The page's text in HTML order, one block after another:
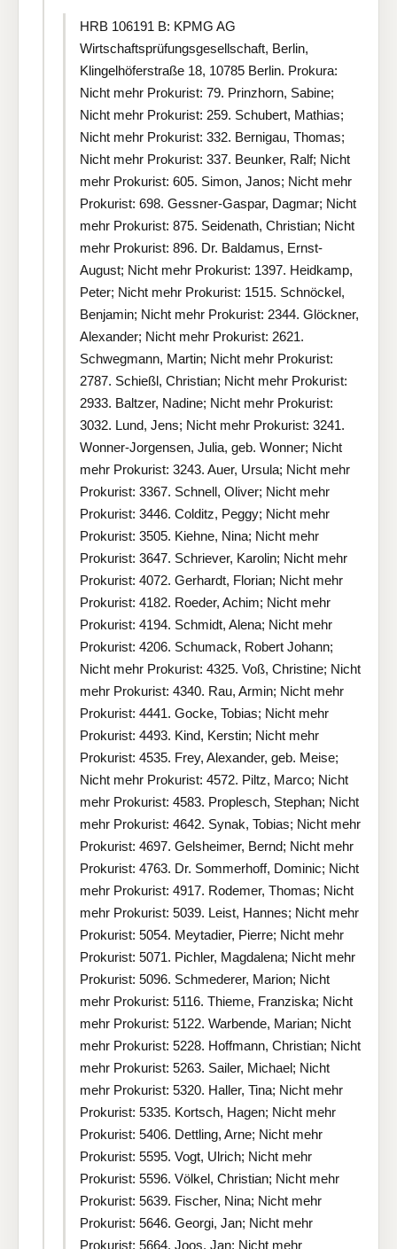
HRB 106191 B: KPMG AG
Wirtschaftsprüfungsgesellschaft, Berlin,
Klingelhöferstraße 18, 10785 Berlin. Prokura:
Nicht mehr Prokurist: 79. Prinzhorn, Sabine;
Nicht mehr Prokurist: 259. Schubert, Mathias;
Nicht mehr Prokurist: 332. Bernigau, Thomas;
Nicht mehr Prokurist: 337. Beunker, Ralf; Nicht
mehr Prokurist: 605. Simon, Janos; Nicht mehr
Prokurist: 698. Gessner-Gaspar, Dagmar; Nicht
mehr Prokurist: 875. Seidenath, Christian; Nicht
mehr Prokurist: 896. Dr. Baldamus, Ernst-
August; Nicht mehr Prokurist: 1397. Heidkamp,
Peter; Nicht mehr Prokurist: 1515. Schnöckel,
Benjamin; Nicht mehr Prokurist: 2344. Glöckner,
Alexander; Nicht mehr Prokurist: 2621.
Schwegmann, Martin; Nicht mehr Prokurist:
2787. Schießl, Christian; Nicht mehr Prokurist:
2933. Baltzer, Nadine; Nicht mehr Prokurist:
3032. Lund, Jens; Nicht mehr Prokurist: 3241.
Wonner-Jorgensen, Julia, geb. Wonner; Nicht
mehr Prokurist: 3243. Auer, Ursula; Nicht mehr
Prokurist: 3367. Schnell, Oliver; Nicht mehr
Prokurist: 3446. Colditz, Peggy; Nicht mehr
Prokurist: 3505. Kiehne, Nina; Nicht mehr
Prokurist: 3647. Schriever, Karolin; Nicht mehr
Prokurist: 4072. Gerhardt, Florian; Nicht mehr
Prokurist: 4182. Roeder, Achim; Nicht mehr
Prokurist: 4194. Schmidt, Alena; Nicht mehr
Prokurist: 4206. Schumack, Robert Johann;
Nicht mehr Prokurist: 4325. Voß, Christine; Nicht
mehr Prokurist: 4340. Rau, Armin; Nicht mehr
Prokurist: 4441. Gocke, Tobias; Nicht mehr
Prokurist: 4493. Kind, Kerstin; Nicht mehr
Prokurist: 4535. Frey, Alexander, geb. Meise;
Nicht mehr Prokurist: 4572. Piltz, Marco; Nicht
mehr Prokurist: 4583. Proplesch, Stephan; Nicht
mehr Prokurist: 4642. Synak, Tobias; Nicht mehr
Prokurist: 4697. Gelsheimer, Bernd; Nicht mehr
Prokurist: 4763. Dr. Sommerhoff, Dominic; Nicht
mehr Prokurist: 4917. Rodemer, Thomas; Nicht
mehr Prokurist: 5039. Leist, Hannes; Nicht mehr
Prokurist: 5054. Meytadier, Pierre; Nicht mehr
Prokurist: 5071. Pichler, Magdalena; Nicht mehr
Prokurist: 5096. Schmederer, Marion; Nicht
mehr Prokurist: 5116. Thieme, Franziska; Nicht
mehr Prokurist: 5122. Warbende, Marian; Nicht
mehr Prokurist: 5228. Hoffmann, Christian; Nicht
mehr Prokurist: 5263. Sailer, Michael; Nicht
mehr Prokurist: 5320. Haller, Tina; Nicht mehr
Prokurist: 5335. Kortsch, Hagen; Nicht mehr
Prokurist: 5406. Dettling, Arne; Nicht mehr
Prokurist: 5595. Vogt, Ulrich; Nicht mehr
Prokurist: 5596. Völkel, Christian; Nicht mehr
Prokurist: 5639. Fischer, Nina; Nicht mehr
Prokurist: 5646. Georgi, Jan; Nicht mehr
Prokurist: 5664. Joos, Jan; Nicht mehr